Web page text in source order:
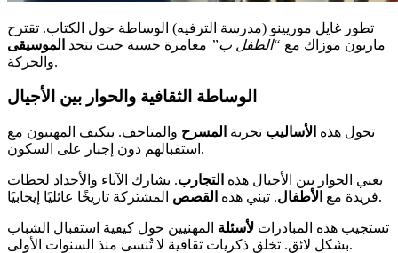
تطور غايل موريينو (مدرسة الترفيه) الوساطة حول الكتاب. تقترح
ماريون موزاك مع “الطفل ب” مغامرة حسية حيث تتحد الموسيقى
والحركة.
الوساطة الثقافية والحوار بين الأجيال
تحول هذه الأساليب تجربة المسرح والمتاحف. يتكيف المهنيون مع
استقبالهم دون إجبار على السكون.
يغني الحوار بين الأجيال هذه التجارب. يشارك الآباء والأجداد لحظات
فريدة مع الأطفال. تبني هذه القصص المشتركة تاريخًا عائليًا إيجابيًا.
تستجيب هذه المبادرات لأسئلة المهنيين حول كيفية استقبال الشباب
بشكل لائق. تخلق ذكريات ثقافية لا تُنسى منذ السنوات الأولى.